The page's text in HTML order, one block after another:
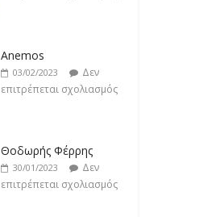
Anemos
03/02/2023
Δεν
επιτρέπεται σχολιασμός
Θοδωρής Φέρρης
30/01/2023
Δεν
επιτρέπεται σχολιασμός